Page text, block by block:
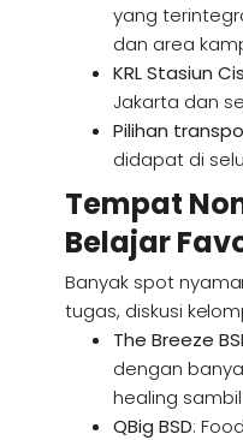
yang
dan area
KRL Stasiun
Jakarta dan
Pilihan
didapat di
Tempat
Belajar
Banyak spot
tugas, diskusi
The Breeze
dengan
healing
QBig BSD: